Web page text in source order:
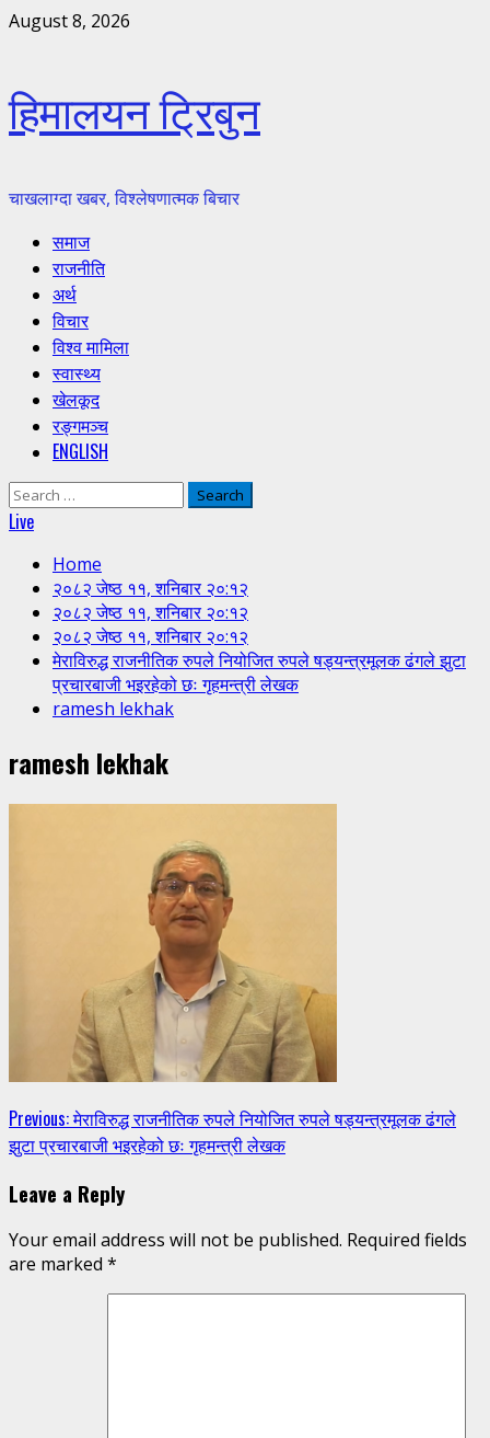
Skip
August 8, 2026
हिमालयन ट्रिबुन
चाखलाग्दा खबर, विश्लेषणात्मक बिचार
Primary
Menu
समाज
राजनीति
अर्थ
विचार
विश्व मामिला
स्वास्थ्य
खेलकूद
रङ्गमञ्च
ENGLISH
Search
for:
Live
Home
२०८२ जेष्ठ ११, शनिबार २०:१२
२०८२ जेष्ठ ११, शनिबार २०:१२
२०८२ जेष्ठ ११, शनिबार २०:१२
मेराविरुद्ध राजनीतिक रुपले नियोजित रुपले षड्यन्त्रमूलक ढंगले झुटा
प्रचारबाजी भइरहेको छः गृहमन्त्री लेखक
ramesh lekhak
ramesh lekhak
Continue
Reading
Previous:मेराविरुद्ध राजनीतिक रुपले नियोजित रुपले षड्यन्त्रमूलक ढंगले
झुटा प्रचारबाजी भइरहेको छः गृहमन्त्री लेखक
Leave a Reply
Your email address will not be published. Required fields
are marked *